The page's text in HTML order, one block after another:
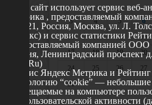
3
4 5 6
10
11 12 13
17
18 19 20
24
25 26 27
31
Этот сайт использует сервис веб-
Метрика , предоставляемый
119021, Россия, Москва, ул. Л.
Яндекс) и сервис статистики
предоставляемый компанией
Россия, Ленинградский проспект
Mail.Ru)
Сервис Яндекс Метрика и
технологию “cookie” —
размещаемые на компьютере
их пользовательской активности